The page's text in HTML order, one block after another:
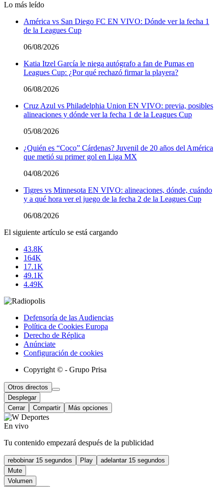
Lo más leído
América vs San Diego FC EN VIVO: Dónde ver la fecha 1
de la Leagues Cup
06/08/2026
Katia Itzel García le niega autógrafo a fan de Pumas en
Leagues Cup: ¿Por qué rechazó firmar la playera?
06/08/2026
Cruz Azul vs Philadelphia Union EN VIVO: previa, posibles
alineaciones y dónde ver la fecha 1 de la Leagues Cup
05/08/2026
¿Quién es “Coco” Cárdenas? Juvenil de 20 años del América
que metió su primer gol en Liga MX
04/08/2026
Tigres vs Minnesota EN VIVO: alineaciones, dónde, cuándo
y a qué hora ver el juego de la fecha 2 de la Leagues Cup
06/08/2026
El siguiente artículo se está cargando
43.8K
164K
17.1K
49.1K
4.49K
Defensoría de las Audiencias
Política de Cookies Europa
Derecho de Réplica
Anúnciate
Configuración de cookies
Copyright © - Grupo Prisa
Otros directos
Desplegar
Cerrar
Compartir Más opciones
En vivo
Tu contenido empezará después de la publicidad
rebobinar 15 segundos Play
adelantar 15 segundos
Mute
Volumen